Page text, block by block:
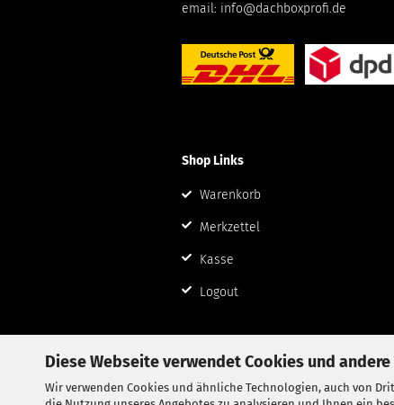
Diese Webseite verwendet Cookies und
Wir verwenden Cookies und ähnliche Technologien, auch von
email: info@dachboxprofi.de
Shop Links
Warenkorb
Merkzettel
Kasse
Logout